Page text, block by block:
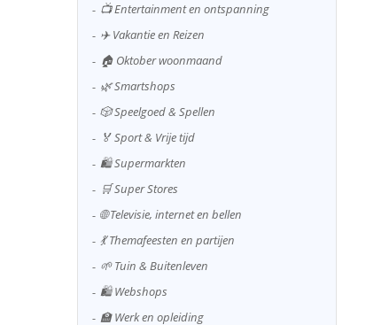
📺 Entertainment en ontspanning
✈️ Vakantie en Reizen
🏠 Oktober woonmaand
🌿 Smartshops
🎲 Speelgoed & Spellen
🏅 Sport & Vrije tijd
🛍️ Supermarkten
🛒 Super Stores
🌐 Televisie, internet en bellen
💃 Themafeesten en partijen
🌱 Tuin & Buitenleven
🛍️ Webshops
🏫 Werk en opleiding